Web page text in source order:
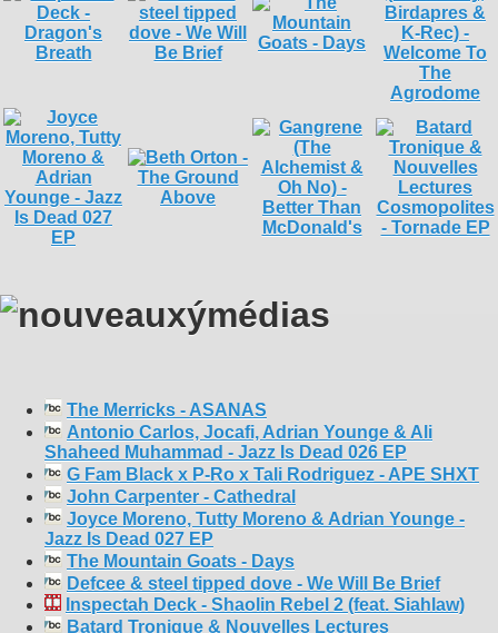
The Merricks - ASANAS
Antonio Carlos, Jocafi, Adrian Younge & Ali
Shaheed Muhammad - Jazz Is Dead 026 EP
G Fam Black x P-Ro x Tali Rodriguez - APE SHXT
John Carpenter - Cathedral
Joyce Moreno, Tutty Moreno & Adrian Younge -
Jazz Is Dead 027 EP
The Mountain Goats - Days
Defcee & steel tipped dove - We Will Be Brief
Inspectah Deck - Shaolin Rebel 2 (feat. Siahlaw)
Batard Tronique & Nouvelles Lectures